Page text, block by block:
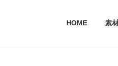
HOME 素